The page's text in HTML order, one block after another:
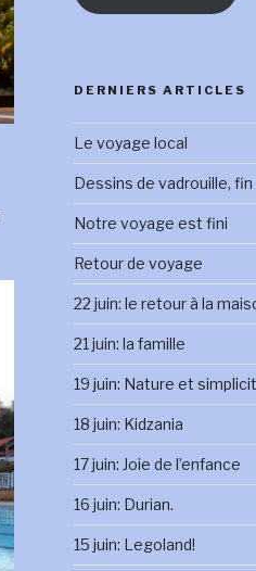
DERNIERS ARTICLES
Le voyage local
Dessins de vadrouille, fin
Notre voyage est fini
Retour de voyage
22 juin: le retour à la
21 juin: la famille
19 juin: Nature et
18 juin: Kidzania
17 juin: Joie de l’enfance
16 juin: Durian.
15 juin: Legoland!